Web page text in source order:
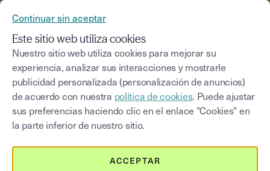
Blog
Seleccionar una categoría Saisissez un terme
Continuar sin aceptar
Este sitio web utiliza cookies
Nuestro sitio web utiliza cookies para mejorar su
experiencia, analizar sus interacciones y mostrarle
publicidad personalizada (personalización de anuncios)
de acuerdo con nuestra política de cookies. Puede ajustar
sus preferencias haciendo clic en el enlace "Cookies" en
la parte inferior de nuestro sitio.
ACCEPTAR